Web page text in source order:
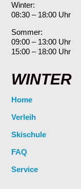
Winter:
08:30 – 18:00 Uhr
Sommer:
09:00 – 13:00 Uhr
15:00 – 18:00 Uhr
WINTER
Home
Verleih
Skischule
FAQ
Service